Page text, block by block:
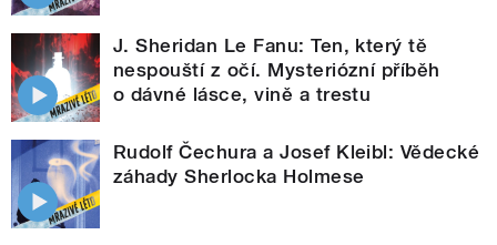
J. Sheridan Le Fanu: Ten, který tě
nespouští z očí. Mysteriózní příběh
o dávné lásce, vině a trestu
Rudolf Čechura a Josef Kleibl: Vědecké
záhady Sherlocka Holmese